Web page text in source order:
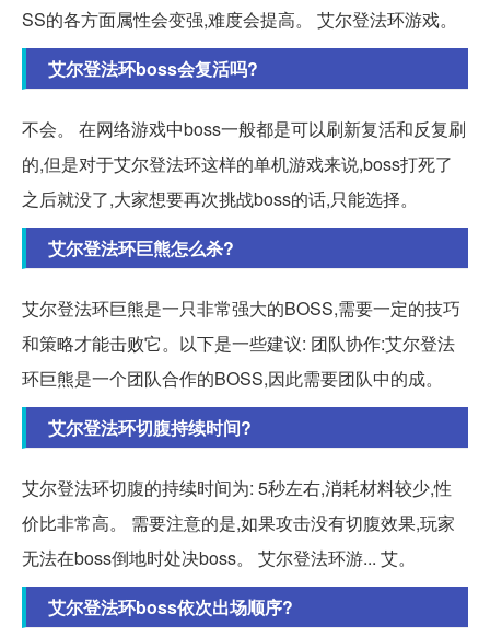
SS的各方面属性会变强,难度会提高。 艾尔登法环游戏。
艾尔登法环boss会复活吗?
不会。 在网络游戏中boss一般都是可以刷新复活和反复刷
的,但是对于艾尔登法环这样的单机游戏来说,boss打死了
之后就没了,大家想要再次挑战boss的话,只能选择。
艾尔登法环巨熊怎么杀?
艾尔登法环巨熊是一只非常强大的BOSS,需要一定的技巧
和策略才能击败它。以下是一些建议: 团队协作:艾尔登法
环巨熊是一个团队合作的BOSS,因此需要团队中的成。
艾尔登法环切腹持续时间?
艾尔登法环切腹的持续时间为: 5秒左右,消耗材料较少,性
价比非常高。 需要注意的是,如果攻击没有切腹效果,玩家
无法在boss倒地时处决boss。 艾尔登法环游... 艾。
艾尔登法环boss依次出场顺序?